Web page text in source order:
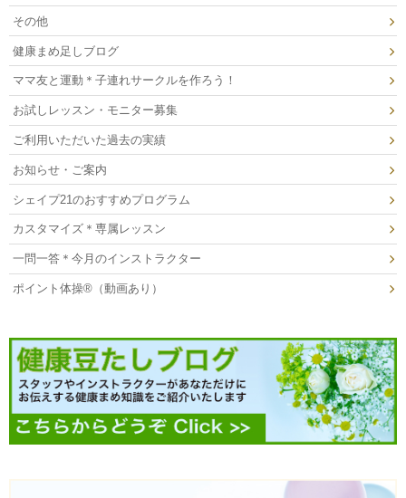
その他
健康まめ足しブログ
ママ友と運動＊子連れサークルを作ろう！
お試しレッスン・モニター募集
ご利用いただいた過去の実績
お知らせ・ご案内
シェイプ21のおすすめプログラム
カスタマイズ＊専属レッスン
一問一答＊今月のインストラクター
ポイント体操®（動画あり）